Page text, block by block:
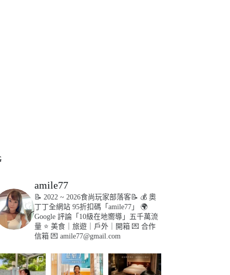
amile77
📝 2022 ~ 2026食尚玩家部落客📝 💰 奧
丁丁全網站 95折扣碼「amile77」
🌍
Google 評論「10級在地嚮導」五千萬流
量 ⭐️ 美食｜旅遊｜戶外｜開箱 💌 合作
信箱 💌amile77@gmail.com